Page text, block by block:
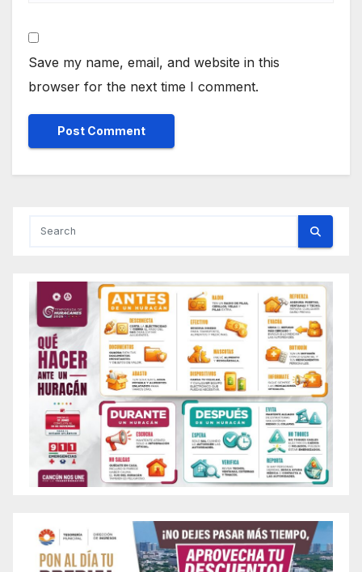
Save my name, email, and website in this
browser for the next time I comment.